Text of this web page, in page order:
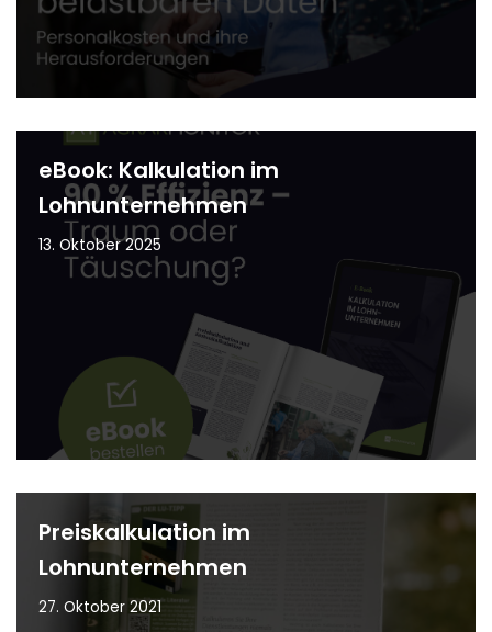
eBook: Kalkulation im
Lohnunternehmen
13. Oktober 2025
Preiskalkulation im
Lohnunternehmen
27. Oktober 2021